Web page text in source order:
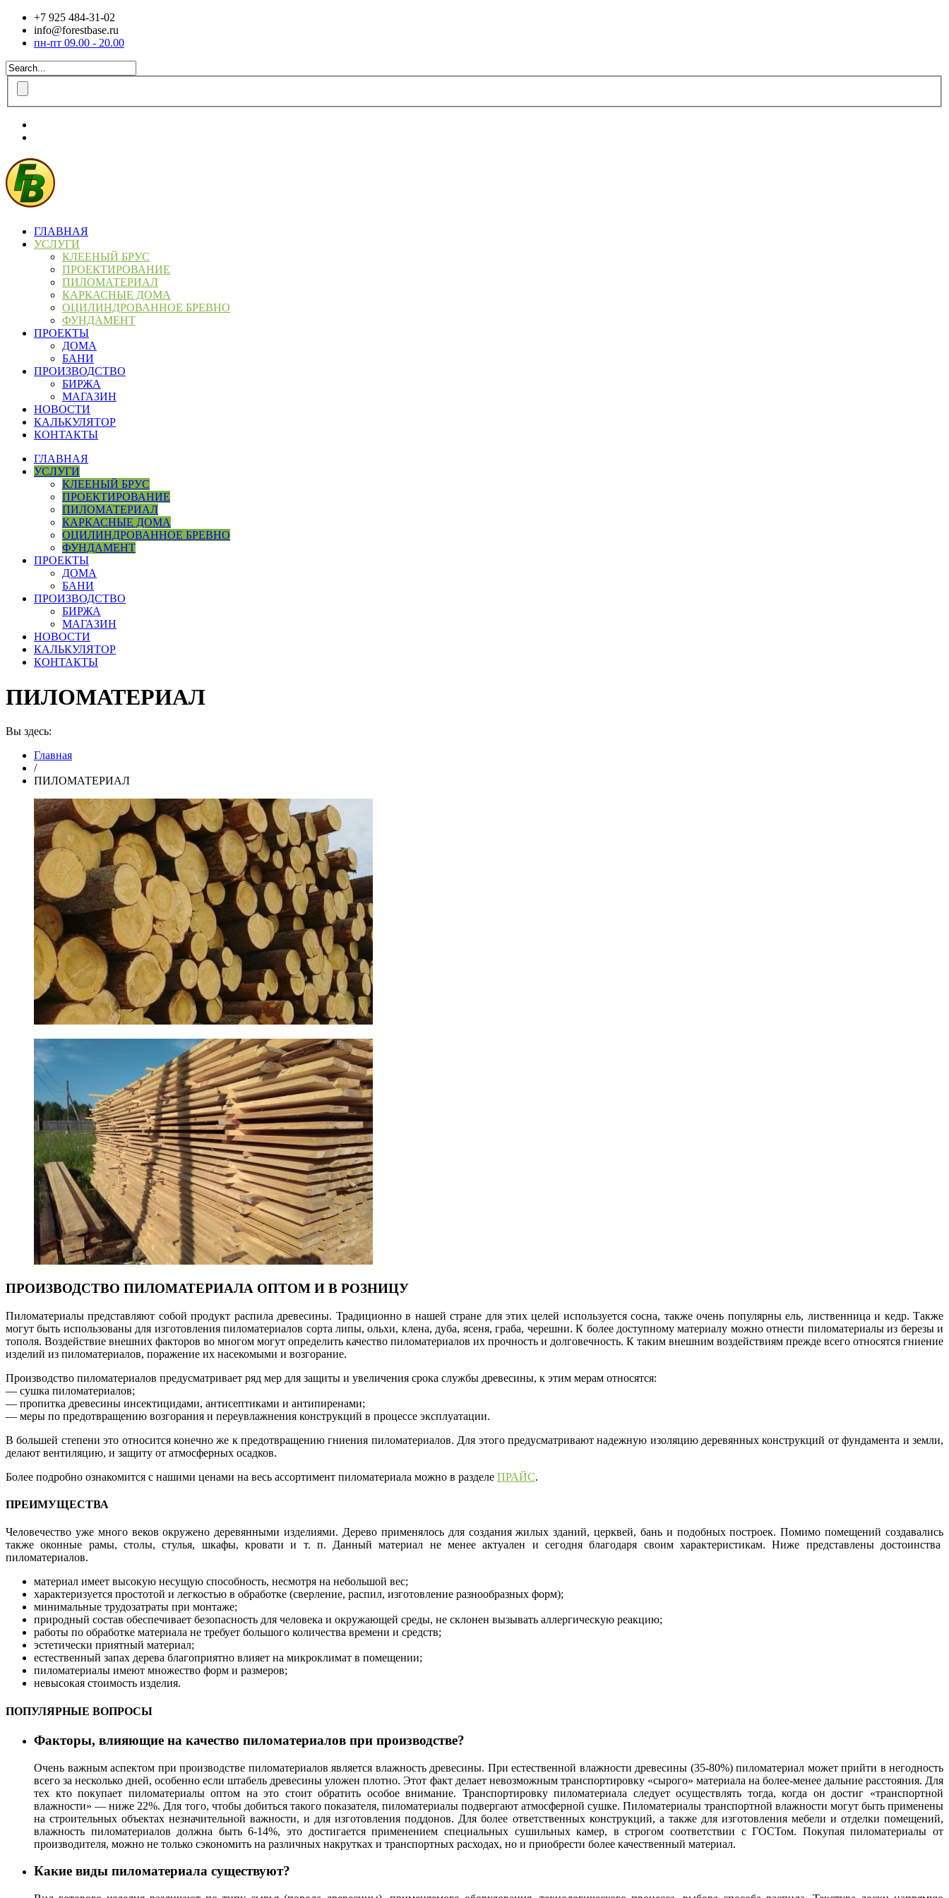
+7 925 484-31-02
info@forestbase.ru
пн-пт 09.00 - 20.00
ГЛАВНАЯ
УСЛУГИ
КЛЕЕНЫЙ БРУС
ПРОЕКТИРОВАНИЕ
ПИЛОМАТЕРИАЛ
КАРКАСНЫЕ ДОМА
ОЦИЛИНДРОВАННОЕ БРЕВНО
ФУНДАМЕНТ
ПРОЕКТЫ
ДОМА
БАНИ
ПРОИЗВОДСТВО
БИРЖА
МАГАЗИН
НОВОСТИ
КАЛЬКУЛЯТОР
КОНТАКТЫ
ГЛАВНАЯ
УСЛУГИ
КЛЕЕНЫЙ БРУС
ПРОЕКТИРОВАНИЕ
ПИЛОМАТЕРИАЛ
КАРКАСНЫЕ ДОМА
ОЦИЛИНДРОВАННОЕ БРЕВНО
ФУНДАМЕНТ
ПРОЕКТЫ
ДОМА
БАНИ
ПРОИЗВОДСТВО
БИРЖА
МАГАЗИН
НОВОСТИ
КАЛЬКУЛЯТОР
КОНТАКТЫ
ПИЛОМАТЕРИАЛ
Вы здесь:
Главная
/
ПИЛОМАТЕРИАЛ
ПРОИЗВОДСТВО ПИЛОМАТЕРИАЛА ОПТОМ И В РОЗНИЦУ
Пиломатериалы представляют собой продукт распила древесины. Традиционно в нашей стране для этих целей используется сосна, также очень популярны ель, лиственница и кедр. Также
могут быть использованы для изготовления пиломатериалов сорта липы, ольхи, клена, дуба, ясеня, граба, черешни. К более доступному материалу можно отнести пиломатериалы из березы и
тополя. Воздействие внешних факторов во многом могут определить качество пиломатериалов их прочность и долговечность. К таким внешним воздействиям прежде всего относятся гниение
изделий из пиломатериалов, поражение их насекомыми и возгорание.
Производство пиломатериалов предусматривает ряд мер для защиты и увеличения срока службы древесины, к этим мерам относятся:
— сушка пиломатериалов;
— пропитка древесины инсектицидами, антисептиками и антипиренами;
— меры по предотвращению возгорания и переувлажнения конструкций в процессе эксплуатации.
В большей степени это относится конечно же к предотвращению гниения пиломатериалов. Для этого предусматривают надежную изоляцию деревянных конструкций от фундамента и земли,
делают вентиляцию, и защиту от атмосферных осадков.
Более подробно ознакомится с нашими ценами на весь ассортимент пиломатериала можно в разделе ПРАЙС.
ПРЕИМУЩЕСТВА
Человечество уже много веков окружено деревянными изделиями. Дерево применялось для создания жилых зданий, церквей, бань и подобных построек. Помимо помещений создавались
также оконные рамы, столы, стулья, шкафы, кровати и т. п. Данный материал не менее актуален и сегодня благодаря своим характеристикам. Ниже представлены достоинства
пиломатериалов.
материал имеет высокую несущую способность, несмотря на небольшой вес;
характеризуется простотой и легкостью в обработке (сверление, распил, изготовление разнообразных форм);
минимальные трудозатраты при монтаже;
природный состав обеспечивает безопасность для человека и окружающей среды, не склонен вызывать аллергическую реакцию;
работы по обработке материала не требует большого количества времени и средств;
эстетически приятный материал;
естественный запах дерева благоприятно влияет на микроклимат в помещении;
пиломатериалы имеют множество форм и размеров;
невысокая стоимость изделия.
ПОПУЛЯРНЫЕ ВОПРОСЫ
Факторы, влияющие на качество пиломатериалов при производстве?
Очень важным аспектом при производстве пиломатериалов является влажность древесины. При естественной влажности древесины (35-80%) пиломатериал может прийти в негодность
всего за несколько дней, особенно если штабель древесины уложен плотно. Этот факт делает невозможным транспортировку «сырого» материала на более-менее дальние расстояния. Для
тех кто покупает пиломатериалы оптом на это стоит обратить особое внимание. Транспортировку пиломатериала следует осуществлять тогда, когда он достиг «транспортной
влажности» — ниже 22%. Для того, чтобы добиться такого показателя, пиломатериалы подвергают атмосферной сушке. Пиломатериалы транспортной влажности могут быть применены
на строительных объектах незначительной важности, и для изготовления поддонов. Для более ответственных конструкций, а также для изготовления мебели и отделки помещений,
влажность пиломатериалов должна быть 6-14%, это достигается применением специальных сушильных камер, в строгом соответствии с ГОСТом. Покупая пиломатериалы от
производителя, можно не только сэкономить на различных накрутках и транспортных расходах, но и приобрести более качественный материал.
Какие виды пиломатериала существуют?